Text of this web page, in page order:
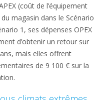
(coût de l’équipement
magasin dans le Scénario
1, ses dépenses OPEX
d’obtenir un retour sur
mais elles offrent
de 9 100 € sur la